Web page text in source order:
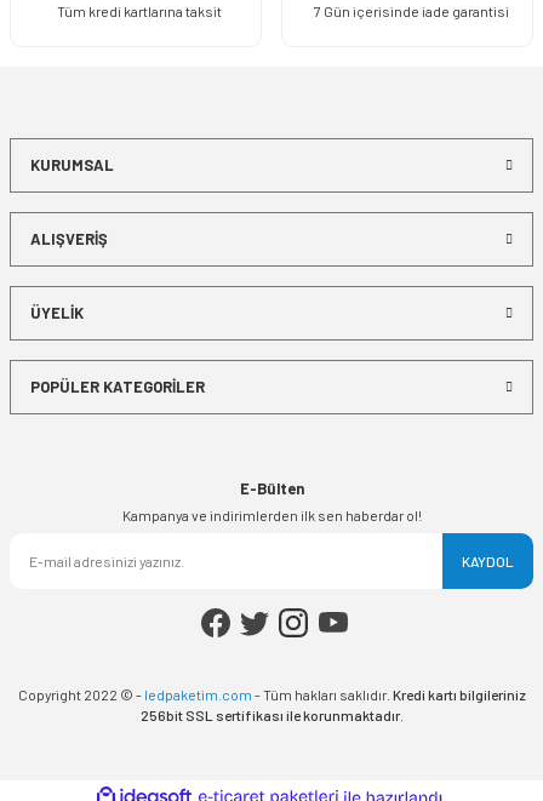
Tüm kredi kartlarına taksit 7 Gün içerisinde iade garantisi
KURUMSAL
ALIŞVERİŞ
ÜYELİK
POPÜLER KATEGORİLER
E-Bülten
Kampanya ve indirimlerden ilk sen haberdar ol!
KAYDOL
Copyright 2022 © - ledpaketim.com - Tüm hakları saklıdır. Kredi kartı bilgileriniz
256bit SSL sertifikası ile korunmaktadır.
ideasoft e-